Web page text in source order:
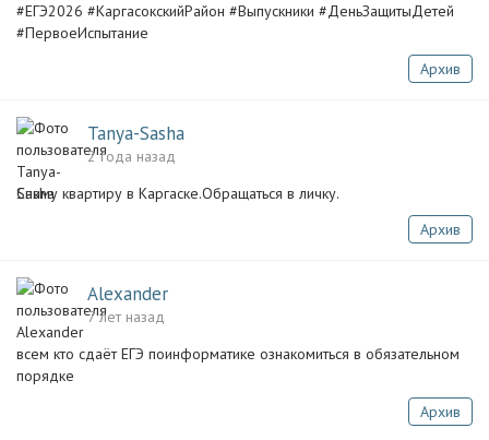
#ЕГЭ2026 #КаргасокскийРайон #Выпускники #ДеньЗащитыДетей
#ПервоеИспытание
Архив
Tanya-Sasha
2 года назад
Сниму квартиру в Каргаске.Обращаться в личку.
Архив
Alexander
7 лет назад
всем кто сдаёт ЕГЭ поинформатике ознакомиться в обязательном
порядке
Архив